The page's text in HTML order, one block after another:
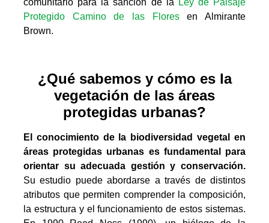
Protegido Camino de las Floresen Almirante
Brown.
¿Qué sabemos y cómo es la
vegetación de las áreas
protegidas urbanas?
El conocimiento de la biodiversidad vegetal en
áreas protegidas urbanas es fundamental para
orientar su adecuada gestión y conservación.
Su estudio puede abordarse a través de distintos
atributos que permiten comprender la composición,
la estructura y el funcionamiento de estos sistemas.